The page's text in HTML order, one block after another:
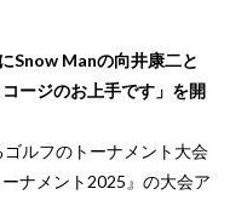
Snow Manの向井康二と
ージのお上手です 」を開
ルフのトーナメント大会
ナメント2025』の大会ア